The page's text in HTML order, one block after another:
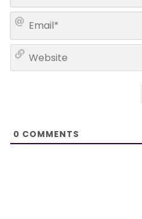
0 COMMENTS